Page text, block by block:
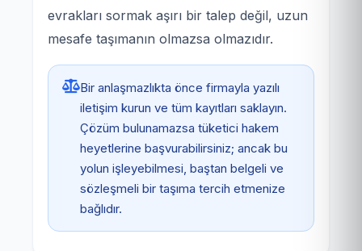
evrakları sormak aşırı bir talep değil, uzun
mesafe taşımanın olmazsa olmazıdır.
Bir anlaşmazlıkta önce firmayla yazılı
iletişim kurun ve tüm kayıtları saklayın.
Çözüm bulunamazsa tüketici hakem
heyetlerine başvurabilirsiniz; ancak bu
yolun işleyebilmesi, baştan belgeli ve
sözleşmeli bir taşıma tercih etmenize
bağlıdır.